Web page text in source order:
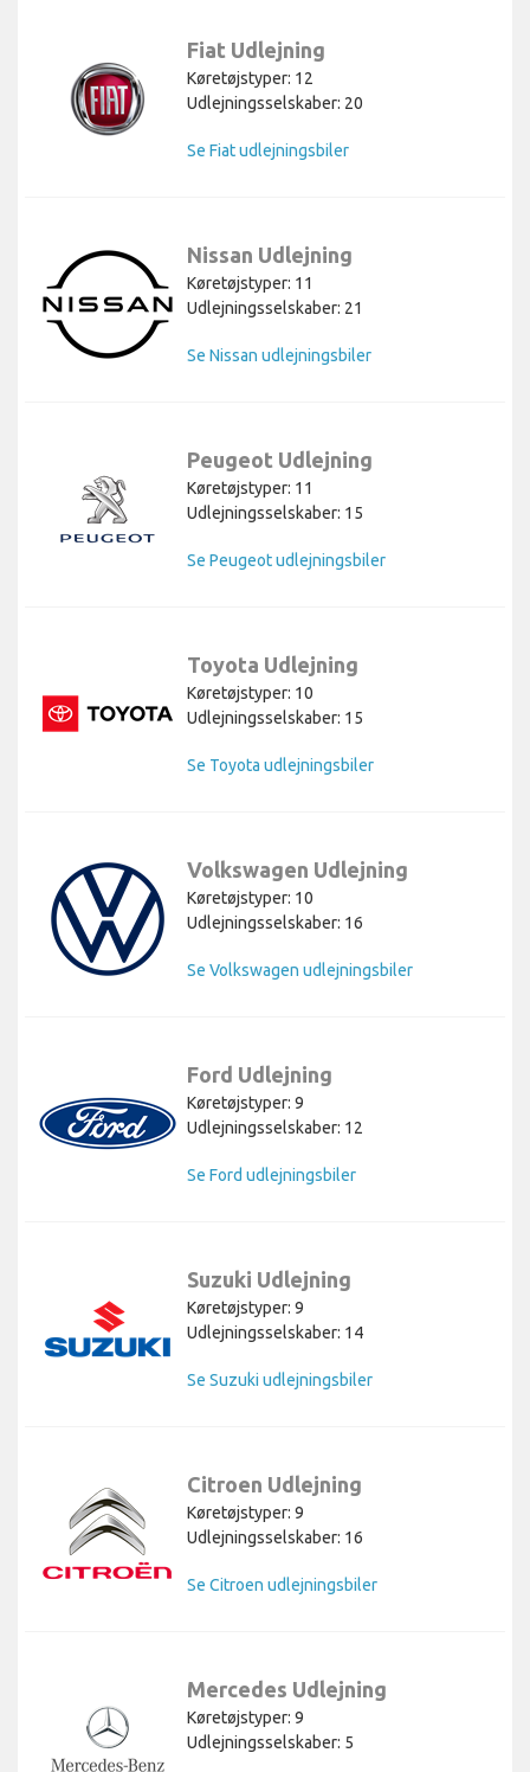
Fiat Udlejning
Køretøjstyper: 12
Udlejningsselskaber: 20
Se Fiat udlejningsbiler
Nissan Udlejning
Køretøjstyper: 11
Udlejningsselskaber: 21
Se Nissan udlejningsbiler
Peugeot Udlejning
Køretøjstyper: 11
Udlejningsselskaber: 15
Se Peugeot udlejningsbiler
Toyota Udlejning
Køretøjstyper: 10
Udlejningsselskaber: 15
Se Toyota udlejningsbiler
Volkswagen Udlejning
Køretøjstyper: 10
Udlejningsselskaber: 16
Se Volkswagen udlejningsbiler
Ford Udlejning
Køretøjstyper: 9
Udlejningsselskaber: 12
Se Ford udlejningsbiler
Suzuki Udlejning
Køretøjstyper: 9
Udlejningsselskaber: 14
Se Suzuki udlejningsbiler
Citroen Udlejning
Køretøjstyper: 9
Udlejningsselskaber: 16
Se Citroen udlejningsbiler
Mercedes Udlejning
Køretøjstyper: 9
Udlejningsselskaber: 5